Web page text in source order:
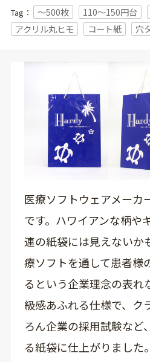
Tag：
〜500枚 110～150円台
アクリル丸ヒモ
コート紙 穴
医療ソフトウェアメーカ
です。ハワイアンな柄や
連の紙袋には見えないか
療ソフトを通して患者様
るという企業理念の表れ
級感あふれる仕様で、ク
ろん企業の採用試験など
る紙袋に仕上がりました。